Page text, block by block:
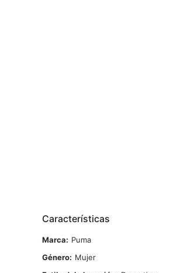
Características
Marca
Puma
Género
Mujer